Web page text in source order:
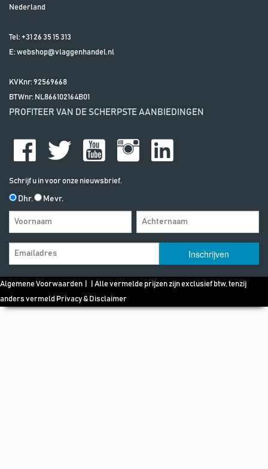
Nederland
Tel: +31 26 35 15 313
E:webshop@vlaggenhandel.nl
KVKnr: 92569668
BTWnr: NL866102164B01
PROFITEER VAN DE SCHERPSTE AANBIEDINGEN
Schrijf u in voor onze nieuwsbrief.
Dhr. Mevr.
Algemene Voorwaarden | | Alle vermelde prijzen zijn exclusief btw, tenzij
anders vermeld Privacy & Disclaimer